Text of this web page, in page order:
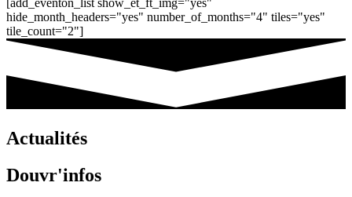
[add_eventon_list show_et_ft_img="yes"
hide_month_headers="yes" number_of_months="4" tiles="yes"
tile_count="2"]
Actualités
Douvr'infos